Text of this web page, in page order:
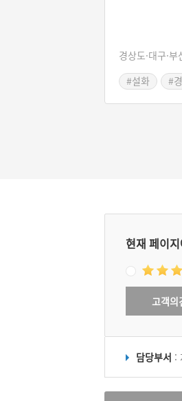
경상도·대구·
#설화
#
현재 페이
고객의
담당부서 :